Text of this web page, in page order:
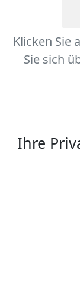
Klicken Sie
Sie sich
Ihre